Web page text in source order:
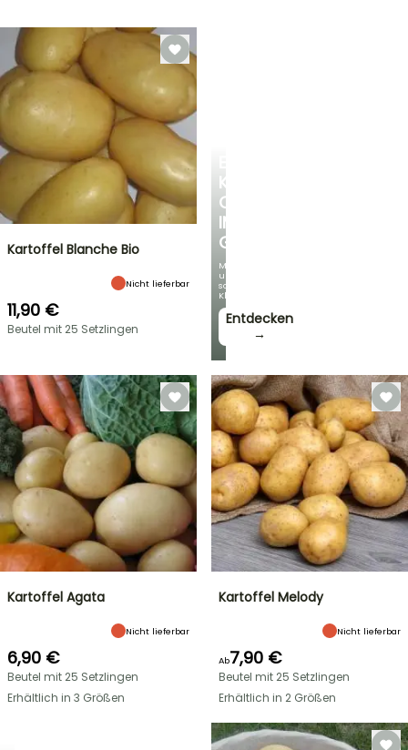
KÜHLE
OASE
IM
GARTEN
Mit
unseren
schönsten
Kletterpflanzen!
Entdecken
→
Kartoffel Blanche Bio
Nicht lieferbar
11,90 €
Beutel mit 25 Setzlingen
Kartoffel Agata
Nicht lieferbar
6,90 €
Beutel mit 25 Setzlingen
Erhältlich in 3 Größen
Kartoffel Melody
Nicht lieferbar
Ab7,90 €
Beutel mit 25 Setzlingen
Erhältlich in 2 Größen